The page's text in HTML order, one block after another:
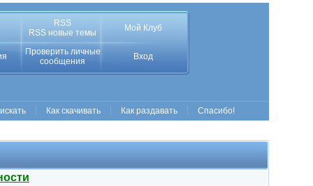
RSS
RSS новые темы
Мой Клуб
Проверить личные
сообщения
Вход
Как скачивать Как раздавать Спасибо!